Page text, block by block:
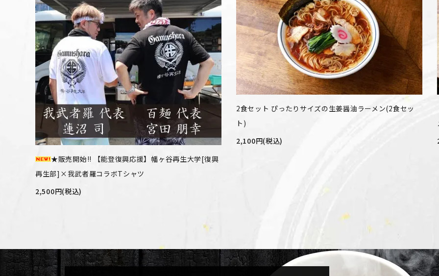
★販売開始!! 【能登復興応援】幡ヶ谷再生大学[復興
再生部]×我武者羅コラボTシャツ
2,500円(税込)
2食セット ぴったりサイズの生姜醤油ラーメン(2食セッ
ト)
2,100円(税込)